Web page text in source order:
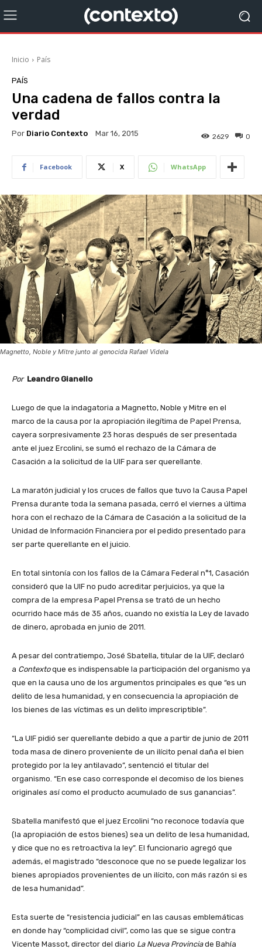
Inicio País
PAÍS
Una cadena de fallos contra la
verdad
Por Diario Contexto Mar 16, 2015 0
2629
Facebook X WhatsApp
Magnetto, Noble y Mitre junto al genocida Rafael Videla
Por Leandro Gianello
Luego de que la indagatoria a Magnetto, Noble y Mitre en el
marco de la causa por la apropiación ilegítima de Papel Prensa,
cayera sorpresivamente 23 horas después de ser presentada
ante el juez Ercolini, se sumó el rechazo de la Cámara de
Casación a la solicitud de la UIF para ser querellante.
La maratón judicial y los cruces de fallos que tuvo la Causa Papel
Prensa durante toda la semana pasada, cerró el viernes a última
hora con el rechazo de la Cámara de Casación a la solicitud de la
Unidad de Información Financiera por el pedido presentado para
ser parte querellante en el juicio.
En total sintonía con los fallos de la Cámara Federal n°1, Casación
consideró que la UIF no pudo acreditar perjuicios, ya que la
compra de la empresa Papel Prensa se trató de un hecho
ocurrido hace más de 35 años, cuando no existía la Ley de lavado
de dinero, aprobada en junio de 2011.
A pesar del contratiempo, José Sbatella, titular de la UIF, declaró
a Contextoque es indispensable la participación del organismo ya
que en la causa uno de los argumentos principales es que “es un
delito de lesa humanidad, y en consecuencia la apropiación de
los bienes de las víctimas es un delito imprescriptible”.
“La UIF pidió ser querellante debido a que a partir de junio de 2011
toda masa de dinero proveniente de un ilícito penal daña el bien
protegido por la ley antilavado”, sentenció el titular del
organismo. “En ese caso corresponde el decomiso de los bienes
originales así como el producto acumulado de sus ganancias”.
Sbatella manifestó que el juez Ercolini “no reconoce todavía que
(la apropiación de estos bienes) sea un delito de lesa humanidad,
y dice que no es retroactiva la ley”. El funcionario agregó que
además, el magistrado “desconoce que no se puede legalizar los
bienes apropiados provenientes de un ilícito, con más razón si es
de lesa humanidad”.
Esta suerte de “resistencia judicial” en las causas emblemáticas
en donde hay “complicidad civil”, como las que se sigue contra
Vicente Massot, director del diario La Nueva Provinciade Bahía